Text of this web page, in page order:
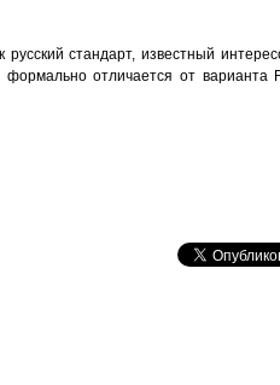
русский стандарт, известный
отличается от варианта